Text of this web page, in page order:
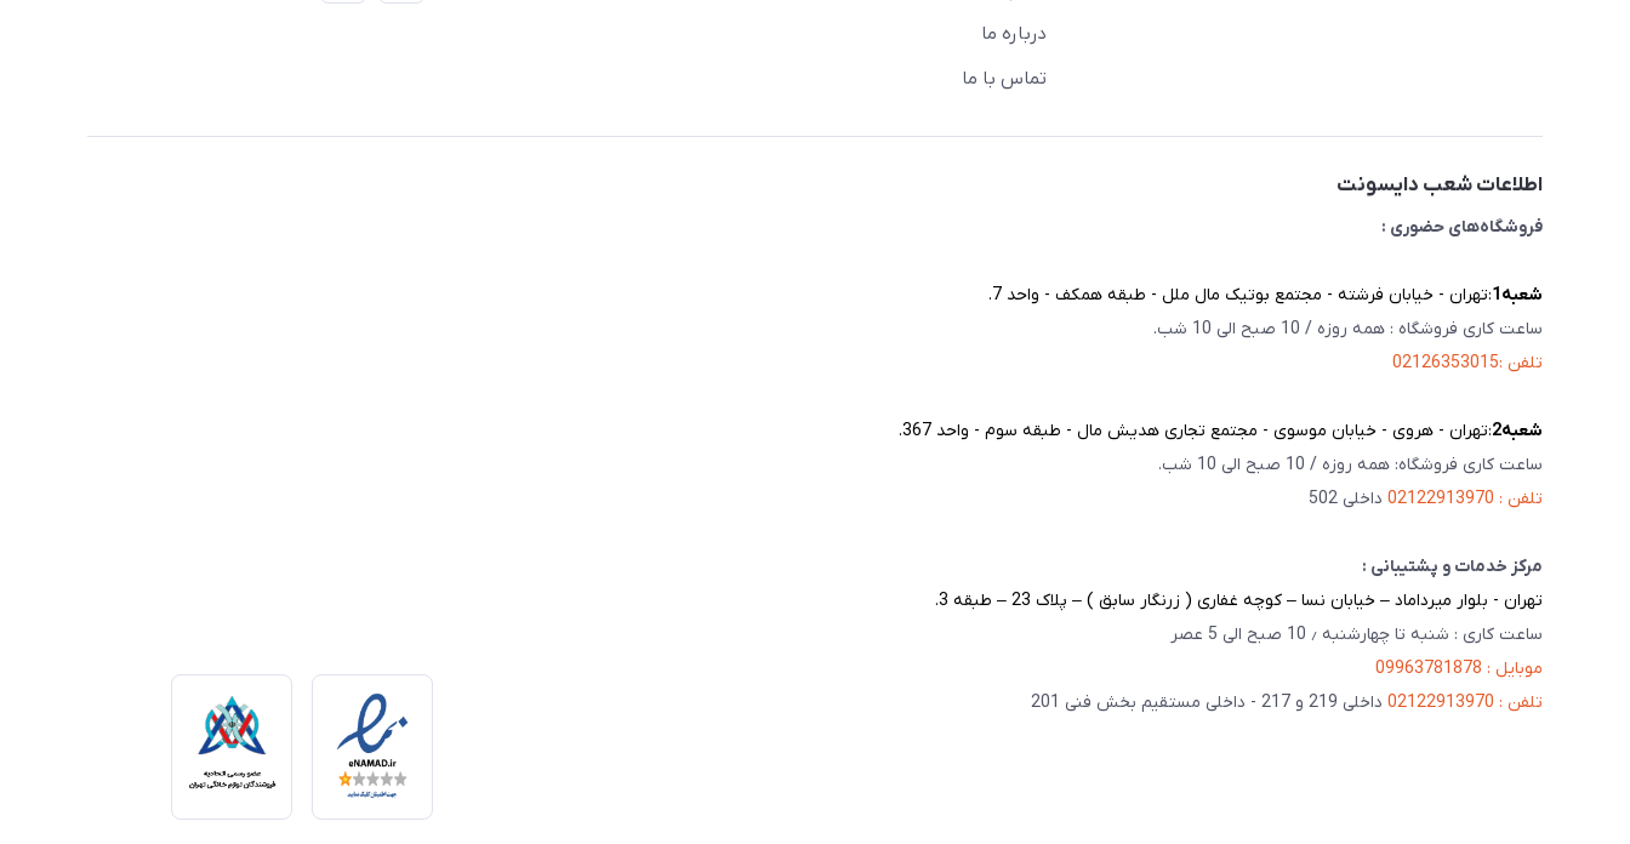
درباره ما
تماس با ما
اطلاعات شعب دایسونت
فروشگاه‌های حضوری :
شعبه‌1 :تهران - خیابان فرشته - مجتمع بوتیک مال ملل - طبقه همکف - واحد 7.
ساعت کاری فروشگاه : همه روزه / 10 صبح الی 10 شب.
تلفن :02126353015
شعبه‌2 :تهران - هروی - خیابان موسوی - مجتمع تجاری هدیش مال - طبقه سوم - واحد 367.
ساعت کاری فروشگاه: همه روزه / 10 صبح الی 10 شب.
تلفن : 02122913970
داخلی 502
مرکز خدمات و پشتیبانی :
تهران - بلوار میرداماد – خیابان نسا – کوچه غفاری ( زرنگار سابق ) – پلاک 23 – طبقه 3.
ساعت کاری : شنبه تا چهارشنبه ٫ 10 صبح الی 5 عصر
موبایل : 09963781878
تلفن : 02122913970
داخلی 219 و 217 - داخلی مستقیم بخش فنی 201